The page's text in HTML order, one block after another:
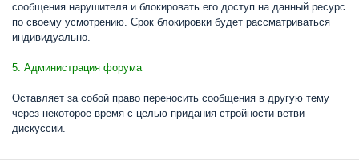
сообщения нарушителя и блокировать его доступ на данный ресурс
по своему усмотрению. Срок блокировки будет рассматриваться
индивидуально.
5. Администрация форума
Оставляет за собой право переносить сообщения в другую тему
через некоторое время с целью придания стройности ветви
дискуссии.